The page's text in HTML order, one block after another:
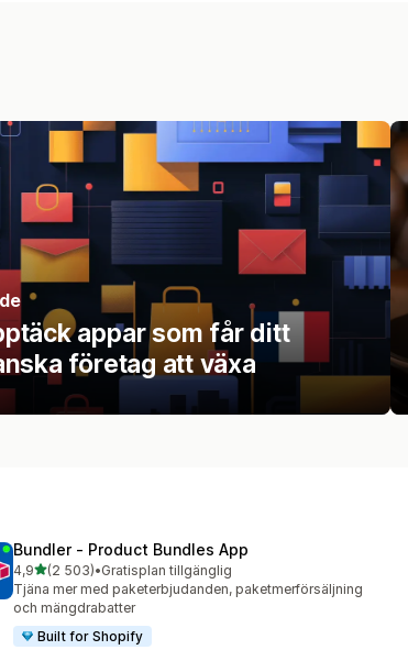
appar som får ditt
företag att växa
Bundler ‑ Product Bundles App
4,9av 5 stjärnor
(2 503)
2503 recensioner totalt
•Gratisplan tillgänglig
Tjäna mer med paketerbjudanden, paketmerförsäljning
och mängdrabatter
Built for Shopify